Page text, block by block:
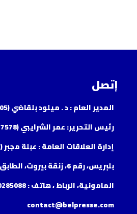
إتصل
المدير العام : د . ميلود بلقاضي (0661100605)
رئيس التحرير: عمر الشرايبي (0707717578)
إدارة العلاقات العامة : عبلة مجبر (0707315941)
contact@belpresse.com